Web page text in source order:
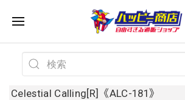
Celestial Calling[R]《ALC-181》